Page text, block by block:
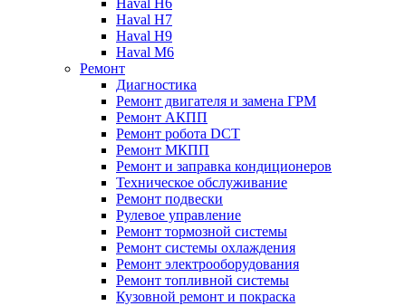
Haval H6
Haval H7
Haval H9
Haval M6
Ремонт
Диагностика
Ремонт двигателя и замена ГРМ
Ремонт АКПП
Ремонт робота DCT
Ремонт МКПП
Ремонт и заправка кондиционеров
Техническое обслуживание
Ремонт подвески
Рулевое управление
Ремонт тормозной системы
Ремонт системы охлаждения
Ремонт электрооборудования
Ремонт топливной системы
Кузовной ремонт и покраска